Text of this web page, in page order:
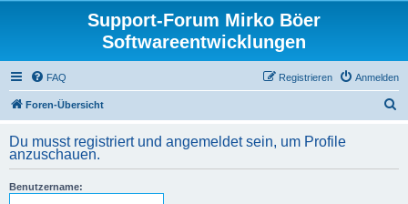
Support-Forum Mirko Böer
Softwareentwicklungen
FAQ Anmelden
Registrieren
Foren-Übersicht
h
Du musst registriert und angemeldet sein, um Profile
anzuschauen.
Benutzername: